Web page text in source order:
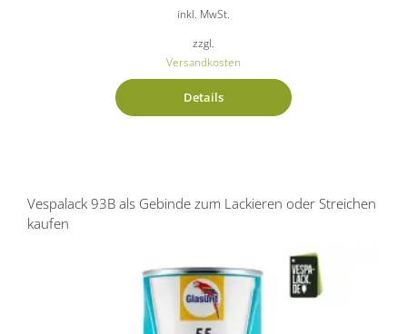
inkl. MwSt.
zzgl.
Versandkosten
Details
Vespalack 93B als Gebinde zum Lackieren oder Streichen
kaufen